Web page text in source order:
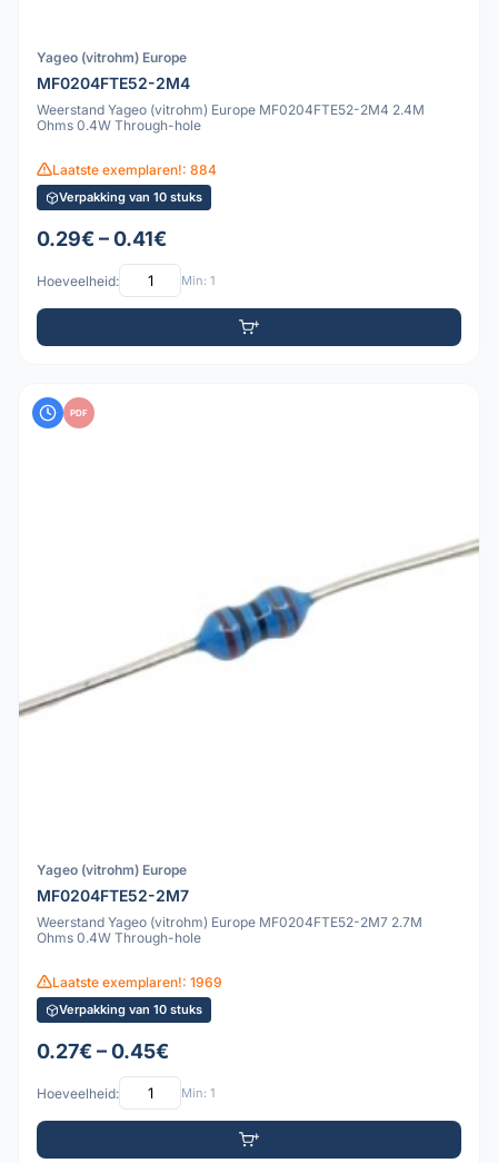
Yageo (vitrohm) Europe
MF0204FTE52-2M4
Weerstand Yageo (vitrohm) Europe MF0204FTE52-2M4 2.4M
Ohms 0.4W Through-hole
Laatste exemplaren!: 884
Verpakking van 10 stuks
0.29€ – 0.41€
Hoeveelheid: Min: 1
PDF
Yageo (vitrohm) Europe
MF0204FTE52-2M7
Weerstand Yageo (vitrohm) Europe MF0204FTE52-2M7 2.7M
Ohms 0.4W Through-hole
Laatste exemplaren!: 1969
Verpakking van 10 stuks
0.27€ – 0.45€
Hoeveelheid: Min: 1